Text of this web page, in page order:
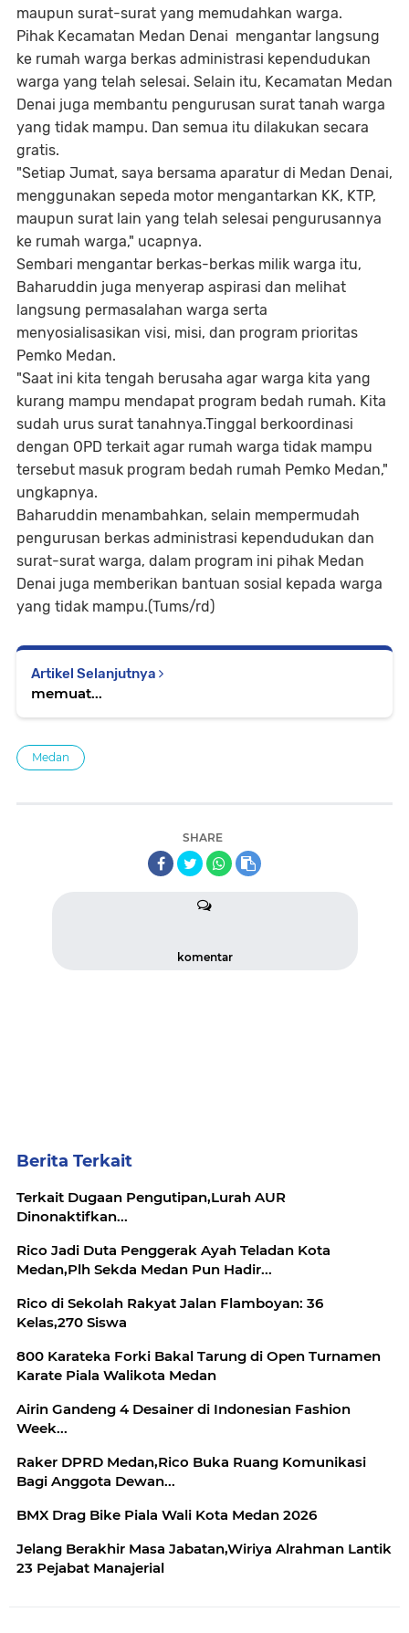
maupun surat-surat yang memudahkan warga.
Pihak Kecamatan Medan Denai mengantar langsung
ke rumah warga berkas administrasi kependudukan
warga yang telah selesai. Selain itu, Kecamatan Medan
Denai juga membantu pengurusan surat tanah warga
yang tidak mampu. Dan semua itu dilakukan secara
gratis.
"Setiap Jumat, saya bersama aparatur di Medan Denai,
menggunakan sepeda motor mengantarkan KK, KTP,
maupun surat lain yang telah selesai pengurusannya
ke rumah warga," ucapnya.
Sembari mengantar berkas-berkas milik warga itu,
Baharuddin juga menyerap aspirasi dan melihat
langsung permasalahan warga serta
menyosialisasikan visi, misi, dan program prioritas
Pemko Medan.
"Saat ini kita tengah berusaha agar warga kita yang
kurang mampu mendapat program bedah rumah. Kita
sudah urus surat tanahnya.Tinggal berkoordinasi
dengan OPD terkait agar rumah warga tidak mampu
tersebut masuk program bedah rumah Pemko Medan,"
ungkapnya.
Baharuddin menambahkan, selain mempermudah
pengurusan berkas administrasi kependudukan dan
surat-surat warga, dalam program ini pihak Medan
Denai juga memberikan bantuan sosial kepada warga
yang tidak mampu.(Tums/rd)
Artikel Selanjutnya
memuat...
Medan
SHARE
komentar
Berita Terkait
Terkait Dugaan Pengutipan,Lurah AUR
Dinonaktifkan...
Rico Jadi Duta Penggerak Ayah Teladan Kota
Medan,Plh Sekda Medan Pun Hadir...
Rico di Sekolah Rakyat Jalan Flamboyan: 36
Kelas,270 Siswa
800 Karateka Forki Bakal Tarung di Open Turnamen
Karate Piala Walikota Medan
Airin Gandeng 4 Desainer di Indonesian Fashion
Week...
Raker DPRD Medan,Rico Buka Ruang Komunikasi
Bagi Anggota Dewan...
BMX Drag Bike Piala Wali Kota Medan 2026
Jelang Berakhir Masa Jabatan,Wiriya Alrahman Lantik
23 Pejabat Manajerial